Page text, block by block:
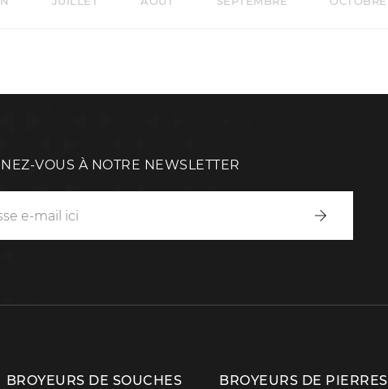
VOUS À NOTRE NEWSLETTER
Inscrivez-
BROYEURS DE SOUCHES BROYEURS DE PIERRES